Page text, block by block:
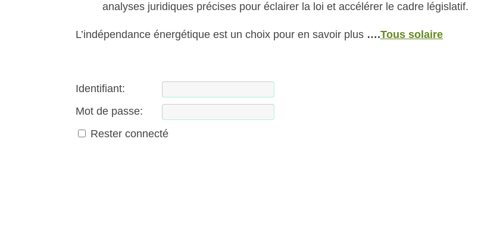
analyses juridiques précises pour éclairer la loi et accélérer le cadre législatif.
L’indépendance énergétique est un choix pour en savoir plus ….Tous solaire
Identifiant:
Mot de passe:
Rester connecté